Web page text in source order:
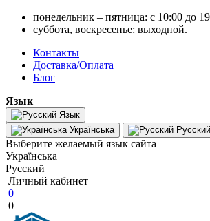
понедельник – пятница: с 10:00 до
суббота, воскресенье: выходной.
Контакты
Доставка/Оплата
Блог
Язык
Язык
Українська
Русский
Выберите желаемый язык сайта
Українська
Русский
Личный кабинет
0
0